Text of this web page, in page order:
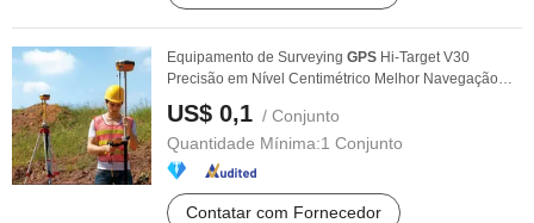
Equipamento de Surveying GPS Hi-Target V30
Precisão em Nível Centimétrico Melhor Navegação
Rtk ...
US$ 0,1 / Conjunto
Quantidade Mínima:1 Conjunto
Contatar com Fornecedor